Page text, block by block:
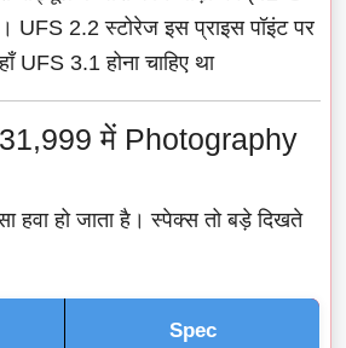
UFS 2.2 स्टोरेज इस प्राइस पॉइंट पर
UFS 3.1 होना चाहिए था
में Photography
हवा हो जाता है। स्पेक्स तो बड़े दिखते
Spec